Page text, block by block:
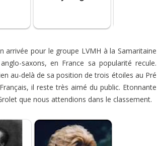
arrivée pour le groupe LVMH à la Samaritaine
saxons, en France sa popularité recule.
au-delà de sa position de trois étoiles au Pré
il reste très aimé du public. Etonnante
que nous attendions dans le classement.